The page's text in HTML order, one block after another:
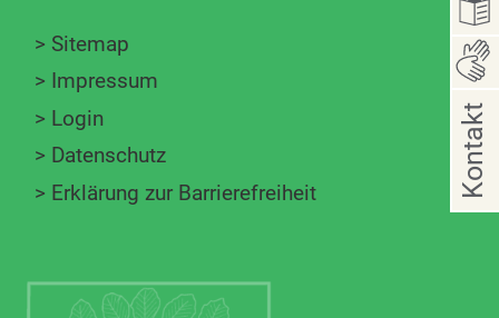
> Sitemap
> Impressum
> Login
> Datenschutz
> Erklärung zur Barrierefreiheit Kontakt